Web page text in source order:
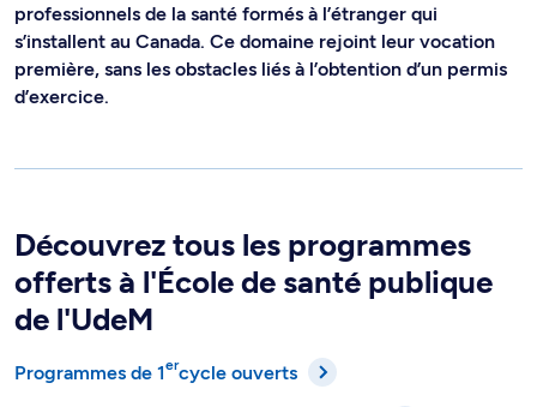
professionnels de la santé formés à l’étranger qui
s’installent au Canada. Ce domaine rejoint leur vocation
première, sans les obstacles liés à l’obtention d’un permis
d’exercice.
Découvrez tous les programmes
offerts à l'École de santé publique
de l'UdeM
Programmes de 1ercycle ouverts